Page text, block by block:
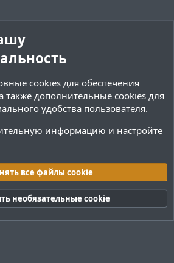
Русский (RU)
и правила
Помощь
R
cookies для обеспечения
также дополнительные cookies для
удобства пользователя.
информацию и настройте
все файлы cookie
необязательные cookie